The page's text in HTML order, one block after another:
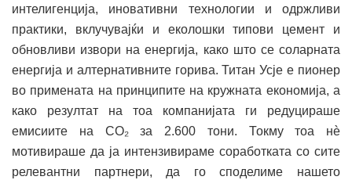
интелигенција, иновативни технологии и одржливи
практики, вклучувајќи и еколошки типови цемент и
обновливи извори на енергија, како што се соларната
енергија и алтернативните горива. Титан Усје е пионер
во примената на принципите на кружната економија, а
како резултат на тоа компанијата ги редуцираше
емисиите на CO₂ за 2.600 тони. Токму тоа нѐ
мотивираше да ја интензивираме соработката со сите
релевантни партнери, да го споделиме нашето